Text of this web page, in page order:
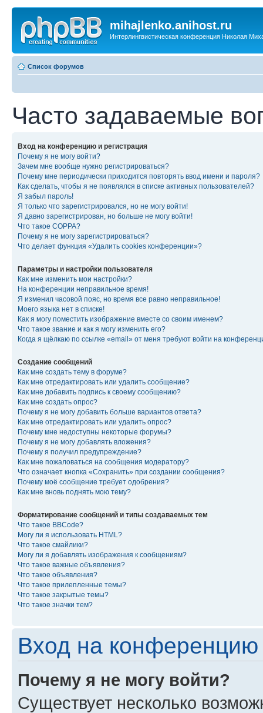
mihajlenko.anihost.ru
Интерлингвистическая конференция Николая
Список форумов
Часто задаваемые
Вход на конференцию и регистрация
Почему я не могу войти?
Зачем мне вообще нужно регистрироваться?
Почему мне периодически приходится повторять ввод имени и пароля?
Как сделать, чтобы я не появлялся в списке активных пользователей?
Я забыл пароль!
Я только что зарегистрировался, но не могу войти!
Я давно зарегистрирован, но больше не могу войти!
Что такое COPPA?
Почему я не могу зарегистрироваться?
Что делает функция «Удалить cookies конференции»?
Параметры и настройки пользователя
Как мне изменить мои настройки?
На конференции неправильное время!
Я изменил часовой пояс, но время все равно неправильное!
Моего языка нет в списке!
Как я могу поместить изображение вместе со своим именем?
Что такое звание и как я могу изменить его?
Когда я щёлкаю по ссылке «email» от меня требуют войти на
Создание сообщений
Как мне создать тему в форуме?
Как мне отредактировать или удалить сообщение?
Как мне добавить подпись к своему сообщению?
Как мне создать опрос?
Почему я не могу добавить больше вариантов ответа?
Как мне отредактировать или удалить опрос?
Почему мне недоступны некоторые форумы?
Почему я не могу добавлять вложения?
Почему я получил предупреждение?
Как мне пожаловаться на сообщения модератору?
Что означает кнопка «Сохранить» при создании сообщения?
Почему моё сообщение требует одобрения?
Как мне вновь поднять мою тему?
Форматирование сообщений и типы создаваемых тем
Что такое BBCode?
Могу ли я использовать HTML?
Что такое смайлики?
Могу ли я добавлять изображения к сообщениям?
Что такое важные объявления?
Что такое объявления?
Что такое прилепленные темы?
Что такое закрытые темы?
Что такое значки тем?
Вход на конференцию
Почему я не могу войти?
Существует несколько